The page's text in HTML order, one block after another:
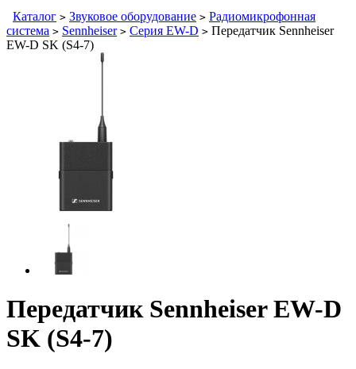
Каталог > Звуковое оборудование > Радиомикрофонная
система > Sennheiser > Серия EW-D > Передатчик Sennheiser
EW-D SK (S4-7)
Передатчик Sennheiser EW-D
SK (S4-7)